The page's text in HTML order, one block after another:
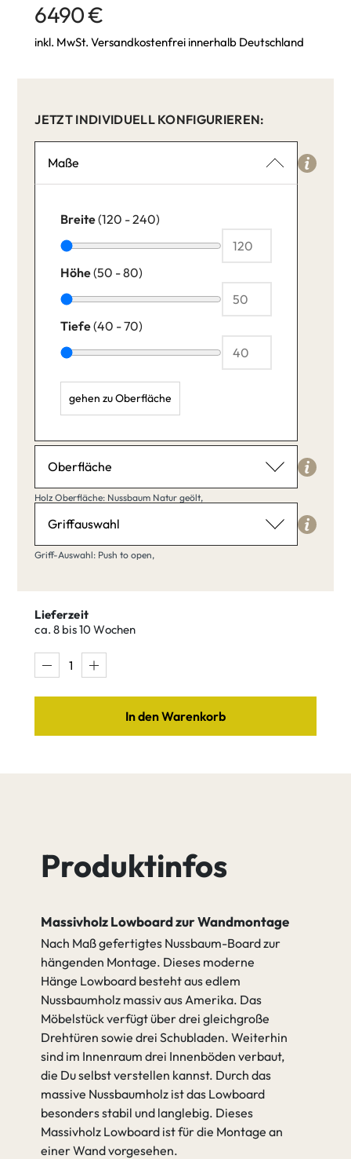
6490 €
inkl. MwSt. Versandkostenfrei innerhalb Deutschland
JETZT INDIVIDUELL KONFIGURIEREN:
Maße
Breite(120 - 240)
Höhe(50 - 80)
Tiefe(40 - 70)
gehen zu Oberfläche
Oberfläche
Holz Oberfläche
Nussbaum Natur geölt
Natur geölt
Antik
Nussbaum
Umber
Nussbaum
weiß
gehen zu Griffauswahl
Holz Oberfläche: Nussbaum Natur geölt,
Griffauswahl
Griff-Auswahl
Push to open
Griff-Auswahl: Push to open,
Lieferzeit
ca. 8 bis 10 Wochen
In den Warenkorb
Produktinfos
Massivholz Lowboard zur Wandmontage
Nach Maß gefertigtes Nussbaum-Board zur
hängenden Montage. Dieses moderne
Hänge Lowboard besteht aus edlem
Nussbaumholz massiv aus Amerika. Das
Möbelstück verfügt über drei gleichgroße
Drehtüren sowie drei Schubladen. Weiterhin
sind im Innenraum drei Innenböden verbaut,
die Du selbst verstellen kannst. Durch das
massive Nussbaumholz ist das Lowboard
besonders stabil und langlebig. Dieses
Massivholz Lowboard ist für die Montage an
einer Wand vorgesehen.